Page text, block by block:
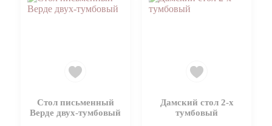
Стол письменный
Верде двух-тумбовый
Дамский стол 2-х
тумбовый